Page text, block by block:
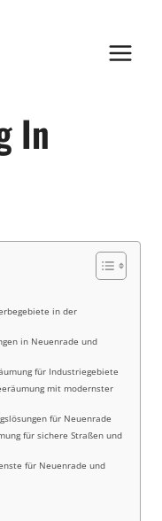
In
in der
in Neuenrade und
für Industriegebiete
mit modernster
für Neuenrade
für sichere Straßen und
für Neuenrade und